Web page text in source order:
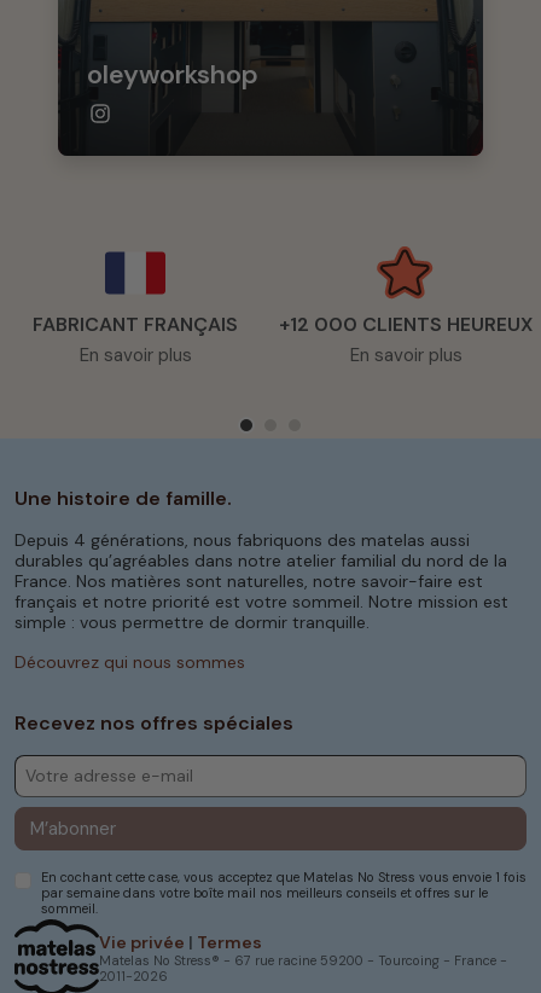
oleyworkshop
FABRICANT FRANÇAIS
En savoir plus
+12 000 CLIENTS HEUREUX
En savoir plus
Vie privée | Termes
Matelas No Stress® - 67 rue racine 59200 - Tourcoing - France -
2011-2026
Une histoire de famille.
Depuis 4 générations, nous fabriquons des matelas aussi
durables qu’agréables dans notre atelier familial du nord de la
France. Nos matières sont naturelles, notre savoir-faire est
français et notre priorité est votre sommeil. Notre mission est
simple : vous permettre de dormir tranquille.
Découvrez qui nous sommes
Recevez nos offres spéciales
M’abonner
En cochant cette case, vous acceptez que Matelas No Stress vous envoie 1 fois
par semaine dans votre boîte mail nos meilleurs conseils et offres sur le
sommeil.